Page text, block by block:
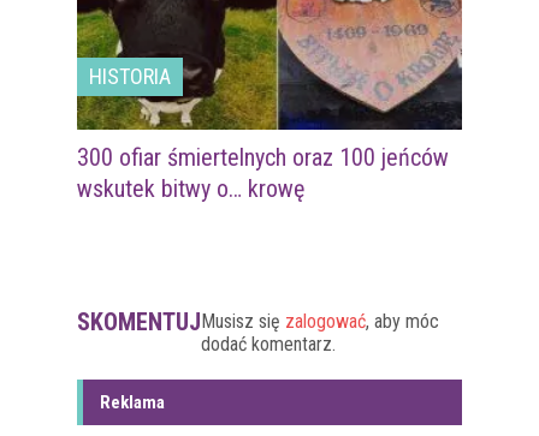
HISTORIA
300 ofiar śmiertelnych oraz 100 jeńców
wskutek bitwy o… krowę
SKOMENTUJMusisz się zalogować, aby móc
dodać komentarz.
Reklama